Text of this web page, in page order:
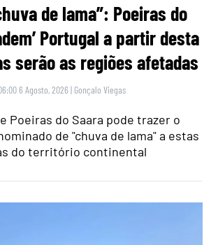
de lama”: Poeiras do
Portugal a partir desta
serão as regiões afetadas
6 Agosto, 2026 | Gonçalo Viegas
Poeiras do Saara pode trazer o
de "chuva de lama" a estas
do território continental